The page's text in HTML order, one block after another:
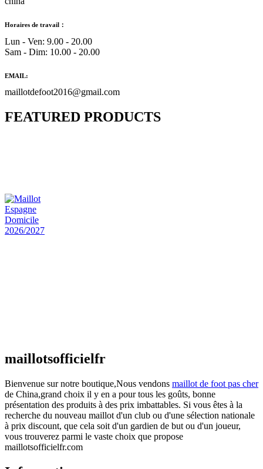
Horaires de travail：
Lun - Ven: 9.00 - 20.00
Sam - Dim: 10.00 - 20.00
EMAIL:
maillotdefoot2016@gmail.com
FEATURED PRODUCTS
maillotsofficielfr
Bienvenue sur notre boutique,Nous vendons maillot de foot pas cher
de China,grand choix il y en a pour tous les goûts, bonne
présentation des produits à des prix imbattables. Si vous êtes à la
recherche du nouveau maillot d'un club ou d'une sélection nationale
à prix discount, que cela soit d'un gardien de but ou d'un joueur,
vous trouverez parmi le vaste choix que propose
maillotsofficielfr.com